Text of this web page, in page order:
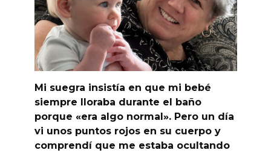
Mi suegra insistía en que mi bebé
siempre lloraba durante el baño
porque «era algo normal». Pero un día
vi unos puntos rojos en su cuerpo y
comprendí que me estaba ocultando